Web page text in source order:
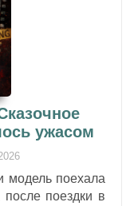
ужасом
модель поехала
поездки в